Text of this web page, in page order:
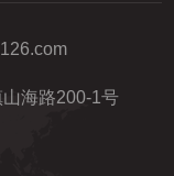
海路200-1号